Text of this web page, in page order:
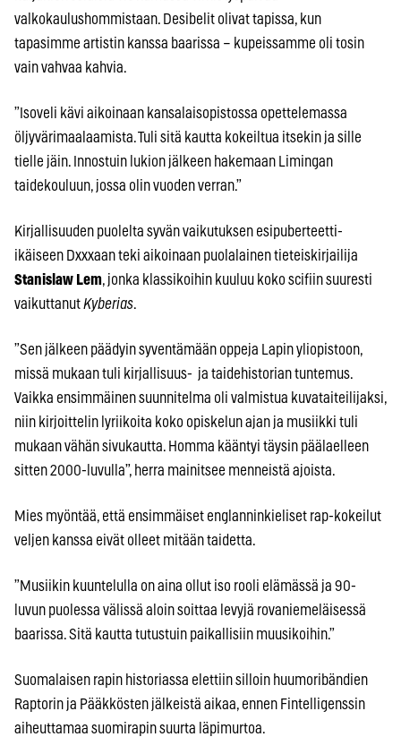
valkokaulushommistaan. Desibelit olivat tapissa, kun
tapasimme artistin kanssa baarissa – kupeissamme oli tosin
vain vahvaa kahvia.
”Isoveli kävi aikoinaan kansalaisopistossa opettelemassa
öljyvärimaalaamista. Tuli sitä kautta kokeiltua itsekin ja sille
tielle jäin. Innostuin lukion jälkeen hakemaan Limingan
taidekouluun, jossa olin vuoden verran.”
Kirjallisuuden puolelta syvän vaikutuksen esipuberteetti-
ikäiseen Dxxxaan teki aikoinaan puolalainen tieteiskirjailija
Stanislaw Lem, jonka klassikoihin kuuluu koko scifiin suuresti
vaikuttanutKyberias.
”Sen jälkeen päädyin syventämään oppeja Lapin yliopistoon,
missä mukaan tuli kirjallisuus- ja taidehistorian tuntemus.
Vaikka ensimmäinen suunnitelma oli valmistua kuvataiteilijaksi,
niin kirjoittelin lyriikoita koko opiskelun ajan ja musiikki tuli
mukaan vähän sivukautta. Homma kääntyi täysin päälaelleen
sitten 2000-luvulla”, herra mainitsee menneistä ajoista.
Mies myöntää, että ensimmäiset englanninkieliset rap-kokeilut
veljen kanssa eivät olleet mitään taidetta.
”Musiikin kuuntelulla on aina ollut iso rooli elämässä ja 90-
luvun puolessa välissä aloin soittaa levyjä rovaniemeläisessä
baarissa. Sitä kautta tutustuin paikallisiin muusikoihin.”
Suomalaisen rapin historiassa elettiin silloin huumoribändien
Raptorin ja Pääkkösten jälkeistä aikaa, ennen Fintelligenssin
aiheuttamaa suomirapin suurta läpimurtoa.